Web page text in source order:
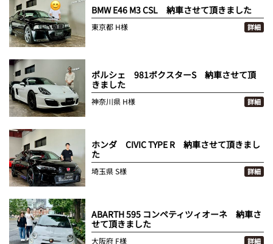
BMW E46 M3 CSL 納車させて頂きました
東京都 H様 詳細
ポルシェ 981ボクスターS 納車させて頂
きました
神奈川県 H様 詳細
ホンダ CIVIC TYPE R 納車させて頂きまし
た
埼玉県S様 詳細
ABARTH 595 コンペティツィオーネ 納車さ
せて頂きました
大阪府 F様 詳細